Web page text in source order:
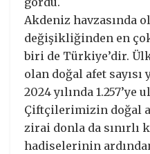
Akdeniz havzasında
değişikliğinden en
biri de Türkiye’dir.
olan doğal afet
2024 yılında 1.257’ye
Çiftçilerimizin doğal
zirai donla da sınırlı
hadiselerinin